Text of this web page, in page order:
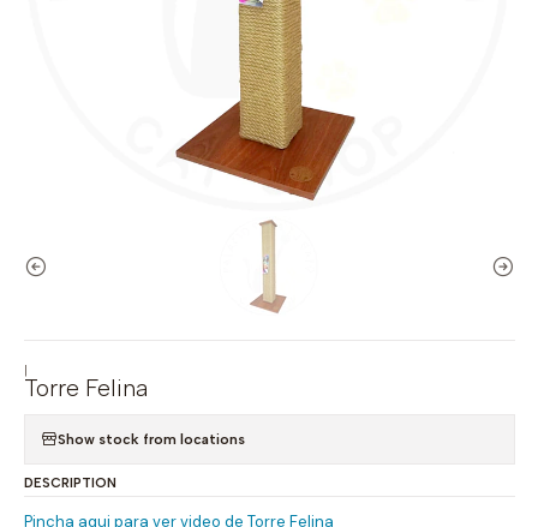
|
Torre Felina
Show stock from locations
DESCRIPTION
Pincha aqui para ver video de Torre Felina